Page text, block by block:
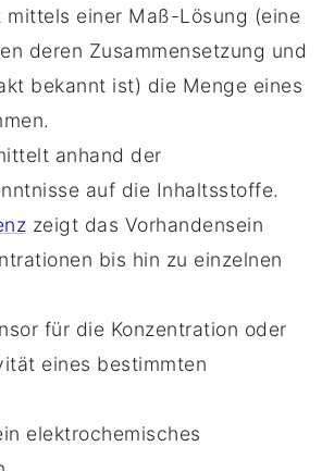
mittels einer Maß-Lösung (eine
deren Zusammensetzung und
bekannt ist) die Menge eines
anhand der
auf die Inhaltsstoffe.
zeigt das Vorhandensein
bis hin zu einzelnen
für die Konzentration oder
eines bestimmten
elektrochemisches